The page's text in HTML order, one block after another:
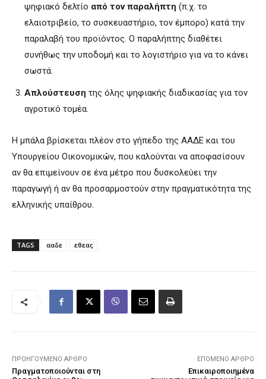
ψηφιακό δελτίο από τον παραλήπτη (π.χ. το
ελαιοτριβείο, το συσκευαστήριο, τον έμπορο) κατά την
παραλαβή του προϊόντος. Ο παραλήπτης διαθέτει
συνήθως την υποδομή και το λογιστήριο για να το κάνει
σωστά.
Απλούστευση της όλης ψηφιακής διαδικασίας για τον
αγροτικό τομέα.
Η μπάλα βρίσκεται πλέον στο γήπεδο της ΑΑΔΕ και του
Υπουργείου Οικονομικών, που καλούνται να αποφασίσουν
αν θα επιμείνουν σε ένα μέτρο που δυσκολεύει την
παραγωγή ή αν θα προσαρμοστούν στην πραγματικότητα της
ελληνικής υπαίθρου.
TAGS ααδε εθεας
ΠΡΟΗΓΟΎΜΕΝΟ ΆΡΘΡΟ
Πραγματοποιούνται στη
ΕΠΌΜΕΝΟ ΆΡΘΡΟ
Επικαιροποιημένα